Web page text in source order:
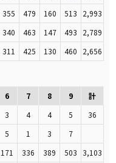
355 479 160 513
2,993
340 463 147 493
2,789
311 425 130 460 2,656
6 7 8 9
計
3 4 4 5
36
5 1 3
7
171 336 389 503 3,103